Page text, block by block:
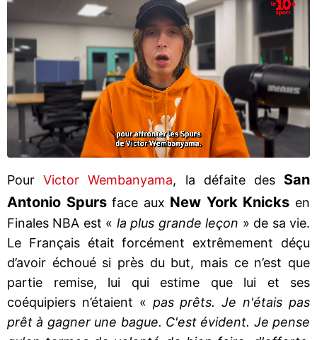
PourVictor Wembanyama, la défaite des San
Antonio Spursface aux New York Knicks en
Finales NBA est « la plus grande leçon » de sa vie.
Le Français était forcément extrêmement déçu
d’avoir échoué si près du but, mais ce n’est que
partie remise, lui qui estime que lui et ses
coéquipiers n’étaient « pas prêts. Je n'étais pas
prêt à gagner une bague. C'est évident. Je pense